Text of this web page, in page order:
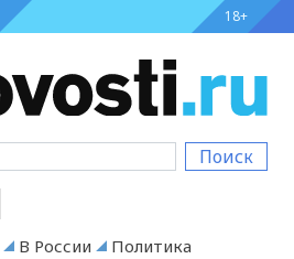
18+
Поиск
В России
Политика